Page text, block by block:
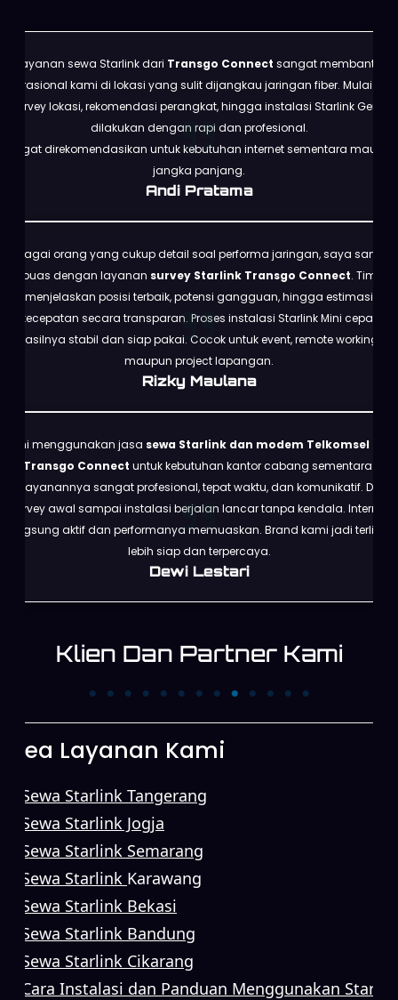
Layanan sewa Starlink dari Transgo Connect sangat membantu
operasional kami di lokasi yang sulit dijangkau jaringan fiber. Mulai dari
survey lokasi, rekomendasi perangkat, hingga instalasi Starlink Gen 3
dilakukan dengan rapi dan profesional.
Sangat direkomendasikan untuk kebutuhan internet sementara maupun
jangka panjang.
Andi Pratama
Sebagai orang yang cukup detail soal performa jaringan, saya sangat
puas dengan layanan survey Starlink Transgo Connect. Tim
menjelaskan posisi terbaik, potensi gangguan, hingga estimasi
kecepatan secara transparan. Proses instalasi Starlink Mini cepat,
hasilnya stabil dan siap pakai. Cocok untuk event, remote working,
maupun project lapangan.
Rizky Maulana
Kami menggunakan jasa sewa Starlink dan modem Telkomsel dari
Transgo Connect untuk kebutuhan kantor cabang sementara.
Pelayanannya sangat profesional, tepat waktu, dan komunikatif. Dari
survey awal sampai instalasi berjalan lancar tanpa kendala. Internet
langsung aktif dan performanya memuaskan. Brand kami jadi terlihat
lebih siap dan terpercaya.
Dewi Lestari
Klien Dan Partner Kami
PT. Trans News
Corpora
Area Layanan Kami
Sewa Starlink Tangerang
Sewa Starlink Jogja
Sewa Starlink Semarang
Sewa Starlink Karawang
Sewa Starlink Bekasi
Sewa Starlink Bandung
Sewa Starlink Cikarang
Cara Instalasi dan Panduan Menggunakan